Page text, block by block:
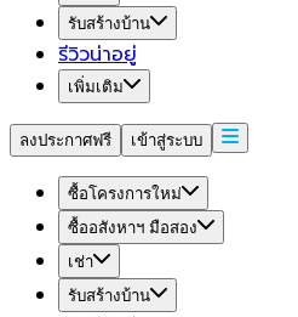
รับสร้างบ้าน
รีวิวน่าอยู่
เพิ่มเติม
ลงประกาศฟรี เข้าสู่ระบบ
ซื้อโครงการใหม่
ซื้ออสังหาฯ มือสอง
เช่า
รับสร้างบ้าน